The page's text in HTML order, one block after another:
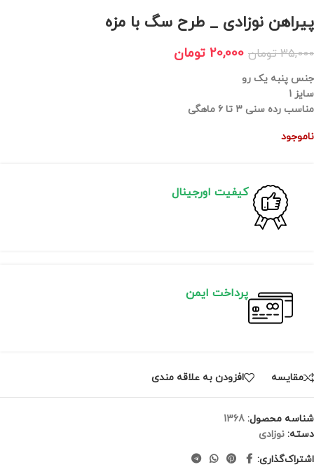
پیراهن نوزادی _ طرح سگ با مزه
35,000 تومان 20,000 تومان
جنس پنبه یک رو
سایز 1
مناسب رده سنی ۳ تا ۶ ماهگی
ناموجود
کیفیت اورجینال
پرداخت ایمن
مقايسه افزودن به علاقه مندی
شناسه محصول: 1368
دسته: نوزادی
اشتراک‌گذاری: